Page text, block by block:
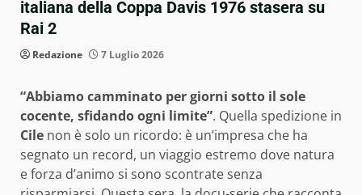
italiana della Coppa Davis 1976 stasera su
Rai 2
Redazione 7 Luglio 2026
“Abbiamo camminato per giorni sotto il sole
cocente, sfidando ogni limite”. Quella spedizione in
Cile non è solo un ricordo: è un’impresa che ha
segnato un record, un viaggio estremo dove natura
e forza d’animo si sono scontrate senza